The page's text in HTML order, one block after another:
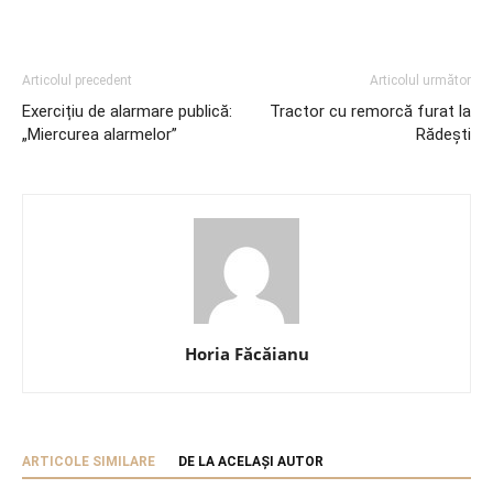
Articolul precedent
Exercițiu de alarmare publică:
„Miercurea alarmelor”
Articolul următor
Tractor cu remorcă furat la
Rădești
Horia Făcăianu
ARTICOLE SIMILARE DE LA ACELAȘI AUTOR